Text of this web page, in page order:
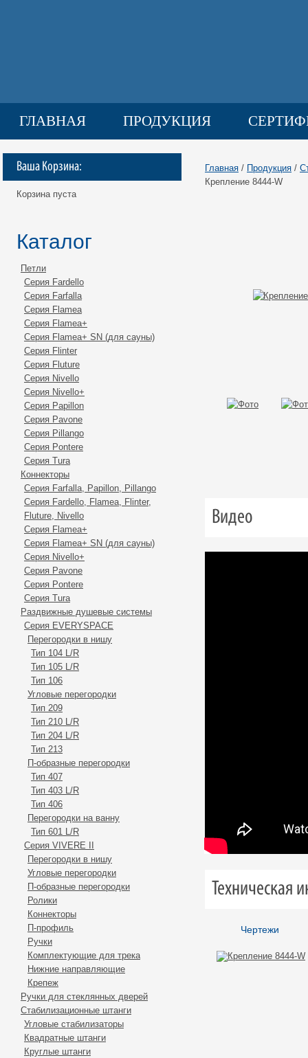
ГЛАВНАЯ ПРОДУКЦИЯ
ГАЛЕРЕЯ ДОСТАВКА
Ваша Корзина:
Корзина пуста
Каталог
Петли
Серия Fardello
Серия Farfalla
Серия Flamea
Серия Flamea+
Серия Flamea+ SN (для сауны)
Серия Flinter
Серия Fluture
Серия Nivello
Серия Nivello+
Серия Papillon
Серия Pavone
Серия Pillango
Серия Pontere
Серия Tura
Коннекторы
Серия Farfalla, Papillon, Pillango
Серия Fardello, Flamea, Flinter,
Fluture, Nivello
Серия Flаmea+
Серия Flamea+ SN (для сауны)
Серия Nivello+
Cерия Pavone
Серия Pontere
Серия Tura
Раздвижные душевые системы
Серия EVERYSPACE
Перегорoдки в нишу
Тип 104 L/R
Тип 105 L/R
Тип 106
Углoвые перегородки
Тип 209
Тип 210 L/R
Тип 204 L/R
Тип 213
П-образные перегорoдки
Тип 407
Тип 403 L/R
Тип 406
Перегородки на ванну
Тип 601 L/R
Серия VIVERE II
Перегородки в нишу
Угловые перегородки
П-образные перегородки
Ролики
Коннекторы
П-профиль
Ручки
Комплектующие для трека
Нижние направляющие
Крепеж
Ручки для стеклянных дверей
Стабилизационные штанги
Угловые стабилизаторы
Квадратные штанги
Круглые штанги
Главная / Продукция /
Крепление 8444-W
Видео
Техническая
Чертежи